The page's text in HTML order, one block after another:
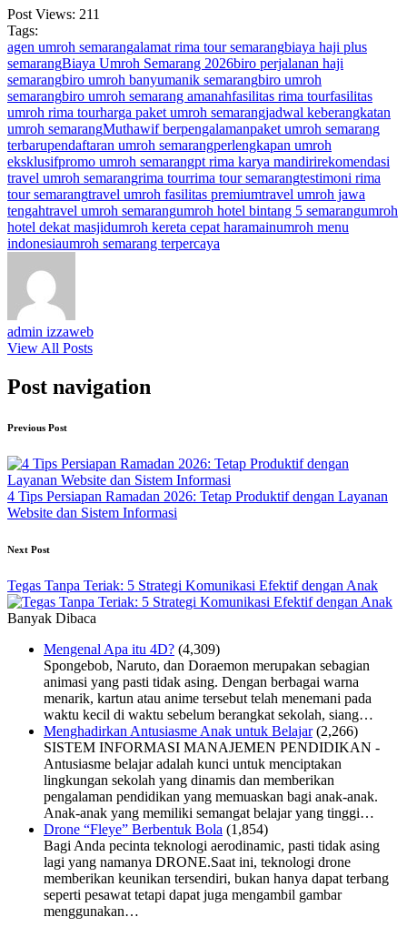
Post Views: 211
Tags:
agen umroh semarangalamat rima tour semarangbiaya haji plus
semarangBiaya Umroh Semarang 2026biro perjalanan haji
semarangbiro umroh banyumanik semarangbiro umroh
semarangbiro umroh semarang amanahfasilitas rima tourfasilitas
umroh rima tourharga paket umroh semarangjadwal keberangkatan
umroh semarangMuthawif berpengalamanpaket umroh semarang
terbarupendaftaran umroh semarangperlengkapan umroh
eksklusifpromo umroh semarangpt rima karya mandirirekomendasi
travel umroh semarangrima tourrima tour semarangtestimoni rima
tour semarangtravel umroh fasilitas premiumtravel umroh jawa
tengahtravel umroh semarangumroh hotel bintang 5 semarangumroh
hotel dekat masjidumroh kereta cepat haramainumroh menu
indonesiaumroh semarang terpercaya
admin izzaweb
View All Posts
Post navigation
Previous Post
4 Tips Persiapan Ramadan 2026: Tetap Produktif dengan Layanan
Website dan Sistem Informasi
Next Post
Tegas Tanpa Teriak: 5 Strategi Komunikasi Efektif dengan Anak
Banyak Dibaca
Mengenal Apa itu 4D? (4,309)
Spongebob, Naruto, dan Doraemon merupakan sebagian
animasi yang pasti tidak asing. Dengan berbagai warna
menarik, kartun atau anime tersebut telah menemani pada
waktu kecil di waktu sebelum berangkat sekolah, siang…
Menghadirkan Antusiasme Anak untuk Belajar (2,266)
SISTEM INFORMASI MANAJEMEN PENDIDIKAN -
Antusiasme belajar adalah kunci untuk menciptakan
lingkungan sekolah yang dinamis dan memberikan
pengalaman pendidikan yang memuaskan bagi anak-anak.
Anak-anak yang memiliki semangat belajar yang tinggi…
Drone “Fleye” Berbentuk Bola (1,854)
Bagi Anda pecinta teknologi aerodinamic, pasti tidak asing
lagi yang namanya DRONE.Saat ini, teknologi drone
memberikan keunikan tersendiri, bukan hanya dapat terbang
seperti pesawat tetapi dapat juga mengambil gambar
menggunakan…